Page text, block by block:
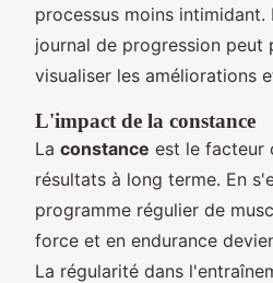
processus moins intimidant.
journal de progression peut
visualiser les améliorations
L'impact de la constance
La constance est le facteur
résultats à long terme. En
programme régulier de
force et en endurance
La régularité dans